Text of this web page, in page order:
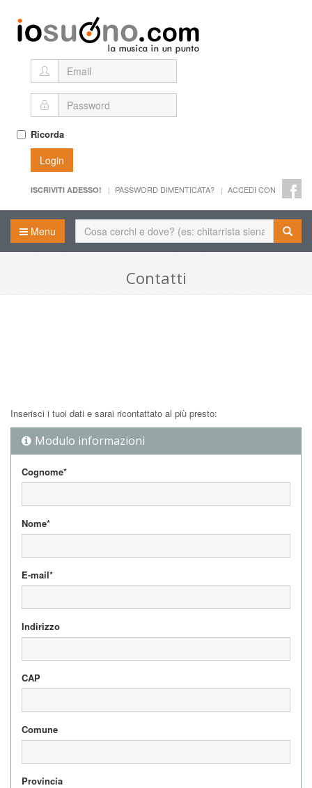
Ricorda
Login
ISCRIVITI ADESSO! PASSWORD DIMENTICATA? ACCEDI CON
Menu
Contatti
Inserisci i tuoi dati e sarai ricontattato al più presto:
Modulo informazioni
Cognome*
Nome*
E-mail*
Indirizzo
CAP
Comune
Provincia